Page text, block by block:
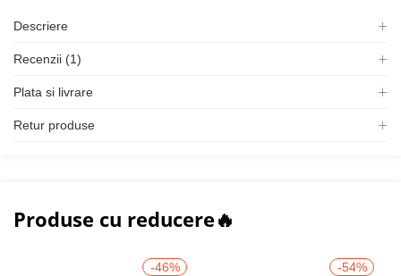
Descriere
Recenzii (1)
Plata si livrare
Retur produse
Produse cu reducere🔥
-46% -54%